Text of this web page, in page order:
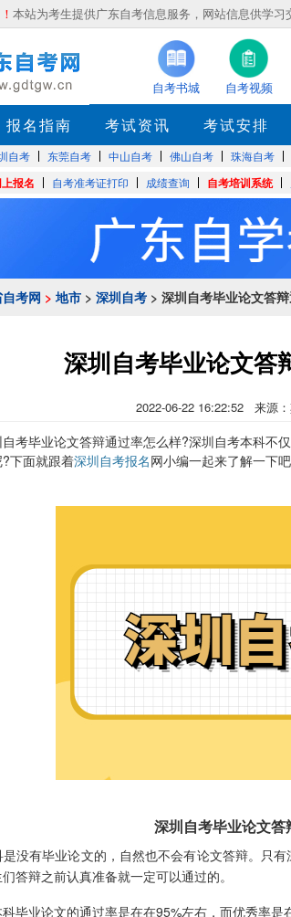
本站为考生提供广东自考信息服务，网站信息供学
自考书城 自考视频
报名指南 考试资讯 考试安排
自考 东莞自考 中山自考 佛山自考 珠海自考
报名 自考准考证打印 成绩查询 自考培训系统
考网 > 地市 > 深圳自考 > 深圳自考毕业论文答
深圳自考毕业论文答
2022-06-22 16:22:52 来源
毕业论文答辩通过率怎么样?深圳自考本科不
下面就跟着深圳自考报名网小编一起来了解一下
深圳自考毕业论文答
有毕业论文的，自然也不会有论文答辩。只有
答辩之前认真准备就一定可以通过的。
业论文的通过率是在在95%左右，而优秀率是